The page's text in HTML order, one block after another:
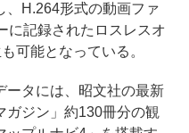
、H.264形式の動画ファ
に記録されたロスレスオ
可能となっている。
タには、昭文社の最新
ガジン」約130冊分の観